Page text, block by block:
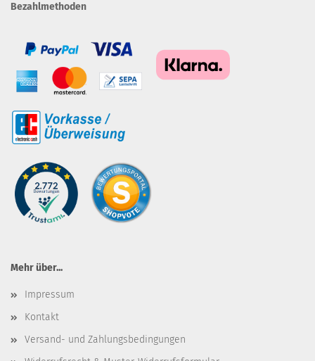
Bezahlmethoden
Mehr über...
Impressum
Kontakt
Versand- und Zahlungsbedingungen